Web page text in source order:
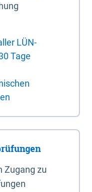
LÜN-
Tage
Zugang zu